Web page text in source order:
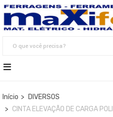
Início
DIVERSOS
CINTA ELEVAÇÃO DE CARGA